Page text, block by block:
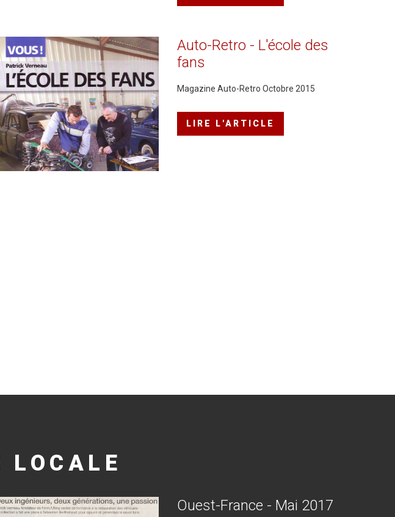
Auto-Retro - L'école des
fans
Magazine Auto-Retro Octobre 2015
LIRE L'ARTICLE
LOCALE
Ouest-France - Mai 2017